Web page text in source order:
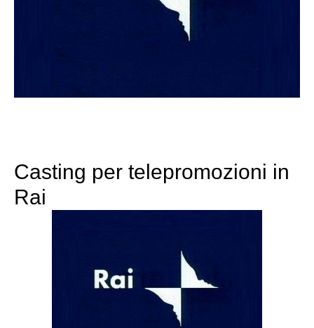
Casting per telepromozioni in
Rai